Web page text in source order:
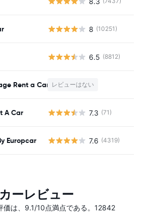
8 (10251)
6.5 (8812)
Rent a Car レビューはない
A Car 7.3 (71)
Europcar 7.6 (4319)
ーレビュー
価は、9.1/10点満点である。12842